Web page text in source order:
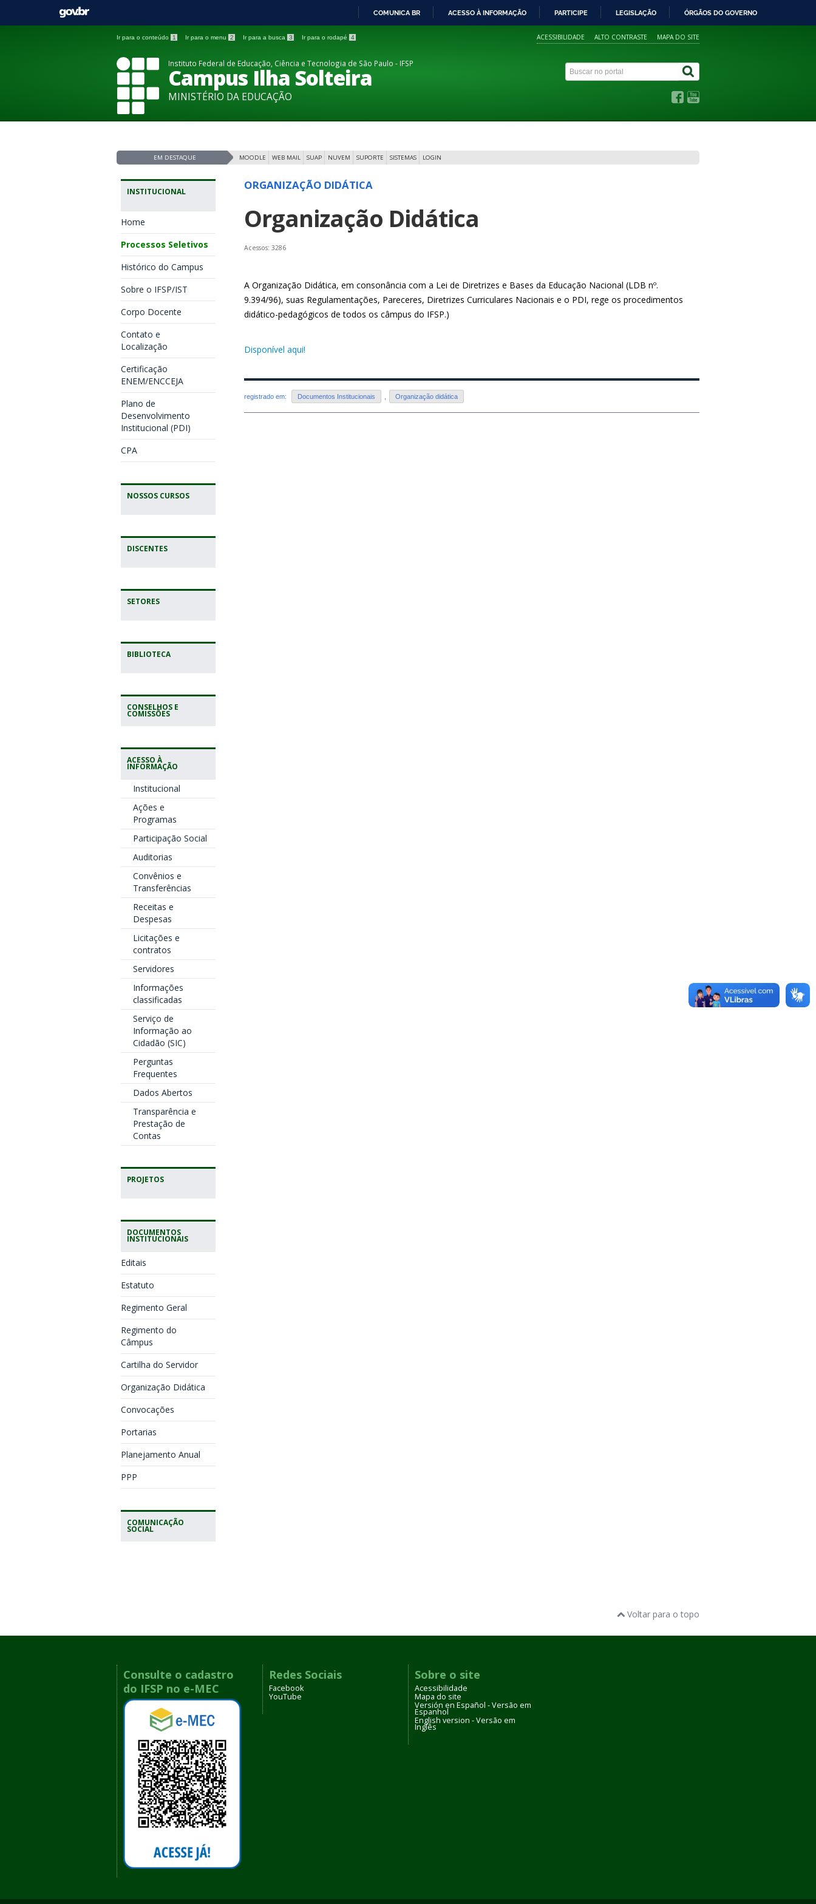
COMUNICA BR ACESSO À INFORMAÇÃO PARTICIPE LEGISLAÇÃO ÓRGÃOS DO GOVERNO
Ir para o conteúdo 1 Ir para o menu 2 Ir para a busca 3 Ir para o rodapé 4 ACESSIBILIDADE ALTO CONTRASTE MAPA DO SITE
Instituto Federal de Educação, Ciência e Tecnologia de São Paulo - IFSP
Campus Ilha Solteira
MINISTÉRIO DA EDUCAÇÃO
EM DESTAQUE MOODLE WEB MAIL SUAP NUVEM SUPORTE SISTEMAS LOGIN
INSTITUCIONAL
Home
Processos Seletivos
Histórico do Campus
Sobre o IFSP/IST
Corpo Docente
Contato e
Localização
Certificação
ENEM/ENCCEJA
Plano de
Desenvolvimento
Institucional (PDI)
CPA
NOSSOS CURSOS
DISCENTES
SETORES
BIBLIOTECA
CONSELHOS E
COMISSÕES
ACESSO À
INFORMAÇÃO
Institucional
Ações e
Programas
Participação Social
Auditorias
Convênios e
Transferências
Receitas e
Despesas
Licitações e
contratos
Servidores
Informações
classificadas
Serviço de
Informação ao
Cidadão (SIC)
Perguntas
Frequentes
Dados Abertos
Transparência e
Prestação de
Contas
PROJETOS
DOCUMENTOS
INSTITUCIONAIS
Editais
Estatuto
Regimento Geral
Regimento do
Câmpus
Cartilha do Servidor
Organização Didática
Convocações
Portarias
Planejamento Anual
PPP
COMUNICAÇÃO
SOCIAL
ORGANIZAÇÃO DIDÁTICA
Organização Didática
Acessos: 3286
A Organização Didática, em consonância com a Lei de Diretrizes e Bases da Educação Nacional (LDB nº.
9.394/96), suas Regulamentações, Pareceres, Diretrizes Curriculares Nacionais e o PDI, rege os procedimentos
didático-pedagógicos de todos os câmpus do IFSP.)
Disponível aqui!
registrado em: Documentos Institucionais Organização didática
Voltar para o topo
Consulte o cadastro
do IFSP no e-MEC
Redes Sociais
Facebook
YouTube
Sobre o site
Acessibilidade
Mapa do site
Versión en Español - Versão em
Espanhol
English version - Versão em
Inglês